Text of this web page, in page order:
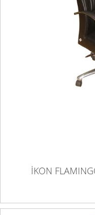
İKON
İKON